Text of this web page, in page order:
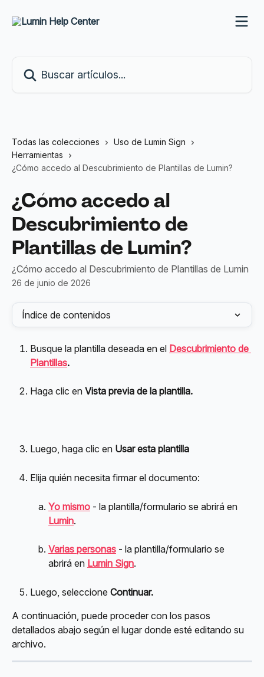
Todas las colecciones
Uso de Lumin Sign
Herramientas
¿Cómo accedo al Descubrimiento de Plantillas de Lumin?
¿Cómo accedo al
Descubrimiento de
Plantillas de Lumin?
¿Cómo accedo al Descubrimiento de Plantillas de Lumin
26 de junio de 2026
Índice de contenidos
Busque la plantilla deseada en el Descubrimiento de
Plantillas.
Haga clic en Vista previa de la plantilla.
Luego, haga clic en Usar esta plantilla
Elija quién necesita firmar el documento:
Yo mismo - la plantilla/formulario se abrirá en
Lumin.
Varias personas - la plantilla/formulario se
abrirá en Lumin Sign.
Luego, seleccione Continuar.
A continuación, puede proceder con los pasos
detallados abajo según el lugar donde esté editando su
archivo.